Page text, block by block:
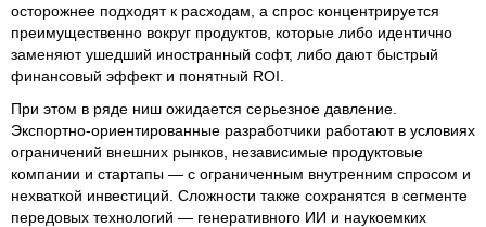
осторожнее подходят к расходам, а спрос концентрируется
преимущественно вокруг продуктов, которые либо идентично
заменяют ушедший иностранный софт, либо дают быстрый
финансовый эффект и понятный ROI.
При этом в ряде ниш ожидается серьезное давление.
Экспортно-ориентированные разработчики работают в условиях
ограничений внешних рынков, независимые продуктовые
компании и стартапы — с ограниченным внутренним спросом и
нехваткой инвестиций. Сложности также сохранятся в сегменте
передовых технологий — генеративного ИИ и наукоемких